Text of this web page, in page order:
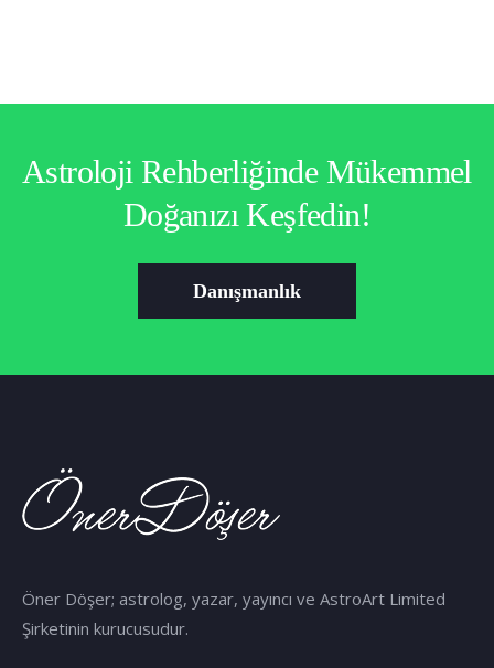
Astroloji Rehberliğinde Mükemmel
Doğanızı Keşfedin!
Danışmanlık
Öner Döşer; astrolog, yazar, yayıncı ve AstroArt Limited
Şirketinin kurucusudur.